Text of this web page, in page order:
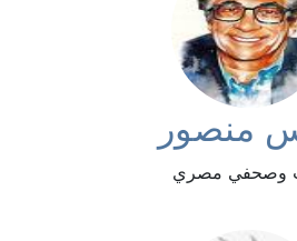
منصور
وصحفي مصري